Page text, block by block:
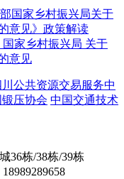
国家乡村振兴局关于
意见》政策解读
国家乡村振兴局 关于
意见
川公共资源交易服务中
压协会 中国交通技术
36栋/38栋/39栋